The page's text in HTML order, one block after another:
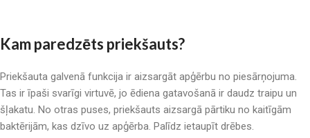
Kam paredzēts priekšauts?
Priekšauta galvenā funkcija ir aizsargāt apģērbu no piesārņojuma.
Tas ir īpaši svarīgi virtuvē, jo ēdiena gatavošanā ir daudz traipu un
šļakatu. No otras puses, priekšauts aizsargā pārtiku no kaitīgām
baktērijām, kas dzīvo uz apģērba. Palīdz ietaupīt drēbes.